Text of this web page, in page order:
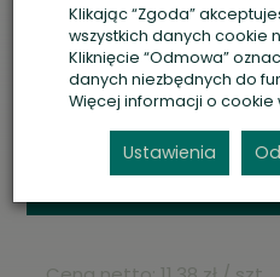
Dodaj recenzję:
ZASU
Producent:JANIA
Kod producenta: Z011
0.30
Dostępność:
Ostatnie
Klikając “Zgoda”
wszystkich danych cookie
Kliknięcie “Odmowa”
danych niezbędnych do
Więcej informacji o cookie
Ustawienia